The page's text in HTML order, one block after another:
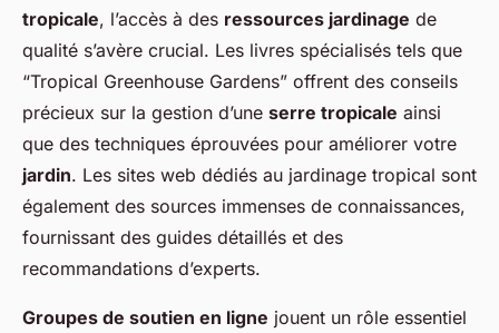
tropicale, l’accès à des ressources jardinage de
qualité s’avère crucial. Les livres spécialisés tels que
“Tropical Greenhouse Gardens” offrent des conseils
précieux sur la gestion d’une serre tropicale ainsi
que des techniques éprouvées pour améliorer votre
jardin. Les sites web dédiés au jardinage tropical sont
également des sources immenses de connaissances,
fournissant des guides détaillés et des
recommandations d’experts.
Groupes de soutien en ligne jouent un rôle essentiel